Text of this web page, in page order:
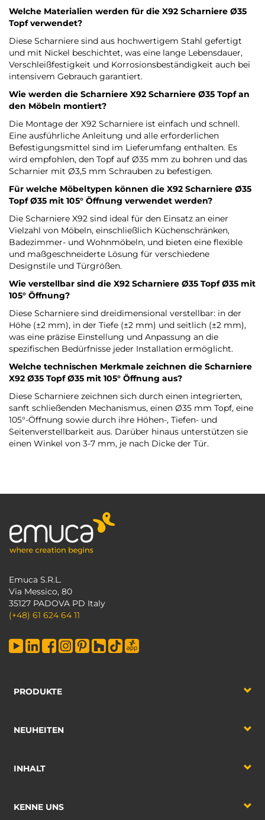
Welche Materialien werden für die X92 Scharniere Ø35
Topf verwendet?
Diese Scharniere sind aus hochwertigem Stahl gefertigt
und mit Nickel beschichtet, was eine lange Lebensdauer,
Verschleißfestigkeit und Korrosionsbeständigkeit auch bei
intensivem Gebrauch garantiert.
Wie werden die Scharniere X92 Scharniere Ø35 Topf an
den Möbeln montiert?
Die Montage der X92 Scharniere ist einfach und schnell.
Eine ausführliche Anleitung und alle erforderlichen
Befestigungsmittel sind im Lieferumfang enthalten. Es
wird empfohlen, den Topf auf Ø35 mm zu bohren und das
Scharnier mit Ø3,5 mm Schrauben zu befestigen.
Für welche Möbeltypen können die X92 Scharniere Ø35
Topf Ø35 mit 105° Öffnung verwendet werden?
Die Scharniere X92 sind ideal für den Einsatz an einer
Vielzahl von Möbeln, einschließlich Küchenschränken,
Badezimmer- und Wohnmöbeln, und bieten eine flexible
und maßgeschneiderte Lösung für verschiedene
Designstile und Türgrößen.
Wie verstellbar sind die X92 Scharniere Ø35 Topf Ø35 mit
105° Öffnung?
Diese Scharniere sind dreidimensional verstellbar: in der
Höhe (±2 mm), in der Tiefe (±2 mm) und seitlich (±2 mm),
was eine präzise Einstellung und Anpassung an die
spezifischen Bedürfnisse jeder Installation ermöglicht.
Welche technischen Merkmale zeichnen die Scharniere
X92 Ø35 Topf Ø35 mit 105° Öffnung aus?
Diese Scharniere zeichnen sich durch einen integrierten,
sanft schließenden Mechanismus, einen Ø35 mm Topf, eine
105°-Öffnung sowie durch ihre Höhen-, Tiefen- und
Seitenverstellbarkeit aus. Darüber hinaus unterstützen sie
einen Winkel von 3-7 mm, je nach Dicke der Tür.
Emuca S.R.L.
Via Messico, 80
35127 PADOVA PD Italy
(+48) 61 624 64 11
PRODUKTE
NEUHEITEN
INHALT
KENNE UNS